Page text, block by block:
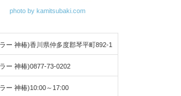
photo by kamitsubaki.com
ー 神椿)香川県仲多度郡琴平町892-1
ー 神椿)0877-73-0202
ー 神椿)10:00～17:00